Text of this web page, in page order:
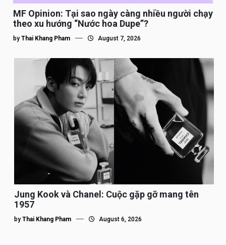
MF Opinion: Tại sao ngày càng nhiều người chạy
theo xu hướng “Nước hoa Dupe”?
by Thai Khang Pham August 7, 2026
Jung Kook và Chanel: Cuộc gặp gỡ mang tên
1957
by Thai Khang Pham August 6, 2026